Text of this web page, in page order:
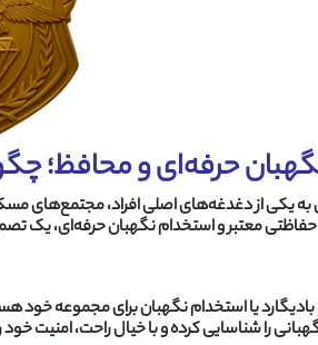
حرفه‌ای و محافظ؛
به یکی از دغدغه‌های اصلی افراد، مجتمع‌های
معتبر و استخدام نگهبان حرفه‌ای، یک
یا استخدام نگهبان برای مجموعه خود
را شناسایی کرده و با خیال راحت، امنیت